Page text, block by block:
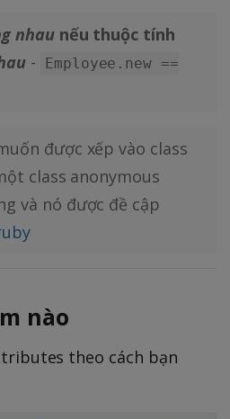
nhaunếu thuộc tính
-
Employee.new ==
được xếp vào class
class anonymous
và nó được đề cập
nào
theo cách bạn